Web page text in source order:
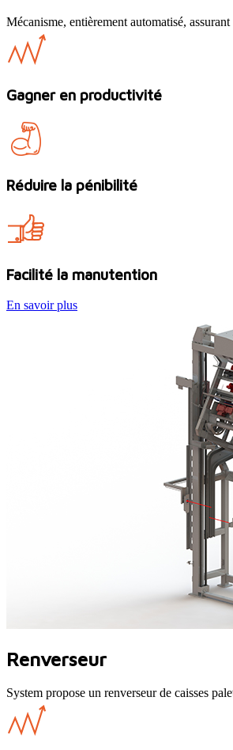
Mécanisme, entièrement automatisé,
Gagner en productivité
Réduire la pénibilité
Facilité la manutention
En savoir plus
Renverseur
System propose un renverseur de caisses